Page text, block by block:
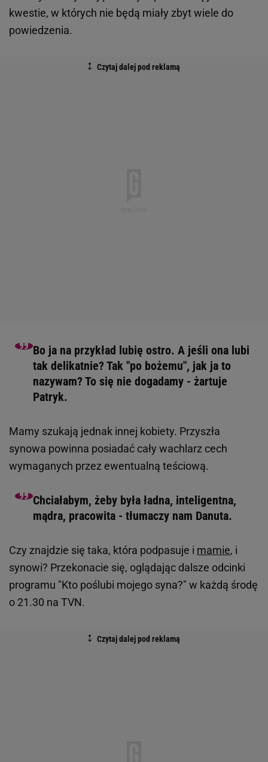
kwestie, w których nie będą miały zbyt wiele do
powiedzenia.
Bo ja na przykład lubię ostro. A jeśli ona lubi
tak delikatnie? Tak "po bożemu", jak ja to
nazywam? To się nie dogadamy - żartuje
Patryk.
Mamy szukają jednak innej kobiety. Przyszła
synowa powinna posiadać cały wachlarz cech
wymaganych przez ewentualną teściową.
Chciałabym, żeby była ładna, inteligentna,
mądra, pracowita - tłumaczy nam Danuta.
Czy znajdzie się taka, która podpasuje i mamie, i
synowi? Przekonacie się, oglądając dalsze odcinki
programu "Kto poślubi mojego syna?" w każdą środę
o 21.30 na TVN.